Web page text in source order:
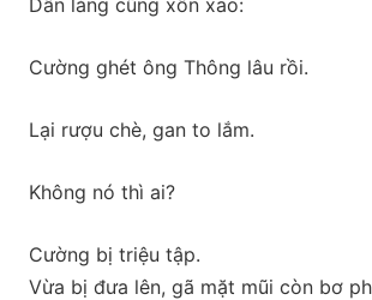
Dân làng cũng xôn xao:
Cường ghét ông Thông lâu rồi.
Lại rượu chè, gan to lắm.
Không nó thì ai?
Cường bị triệu tập.
Vừa bị đưa lên, gã mặt mũi còn bơ